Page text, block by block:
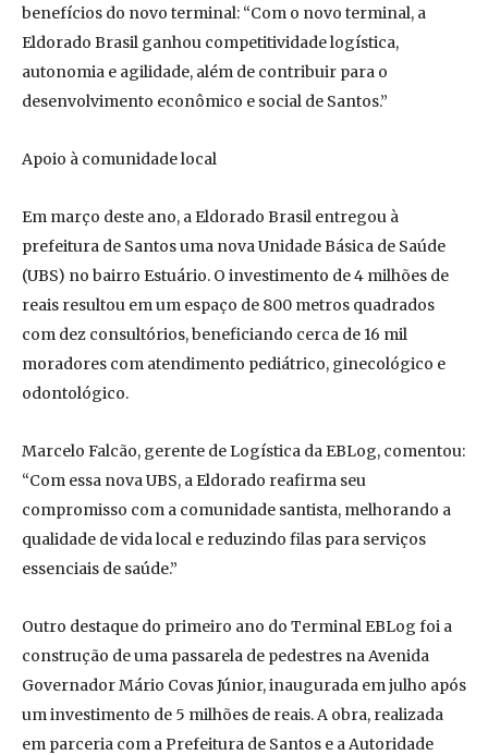
benefícios do novo terminal: “Com o novo terminal, a
Eldorado Brasil ganhou competitividade logística,
autonomia e agilidade, além de contribuir para o
desenvolvimento econômico e social de Santos.”
Apoio à comunidade local
Em março deste ano, a Eldorado Brasil entregou à
prefeitura de Santos uma nova Unidade Básica de Saúde
(UBS) no bairro Estuário. O investimento de 4 milhões de
reais resultou em um espaço de 800 metros quadrados
com dez consultórios, beneficiando cerca de 16 mil
moradores com atendimento pediátrico, ginecológico e
odontológico.
Marcelo Falcão, gerente de Logística da EBLog, comentou:
“Com essa nova UBS, a Eldorado reafirma seu
compromisso com a comunidade santista, melhorando a
qualidade de vida local e reduzindo filas para serviços
essenciais de saúde.”
Outro destaque do primeiro ano do Terminal EBLog foi a
construção de uma passarela de pedestres na Avenida
Governador Mário Covas Júnior, inaugurada em julho após
um investimento de 5 milhões de reais. A obra, realizada
em parceria com a Prefeitura de Santos e a Autoridade